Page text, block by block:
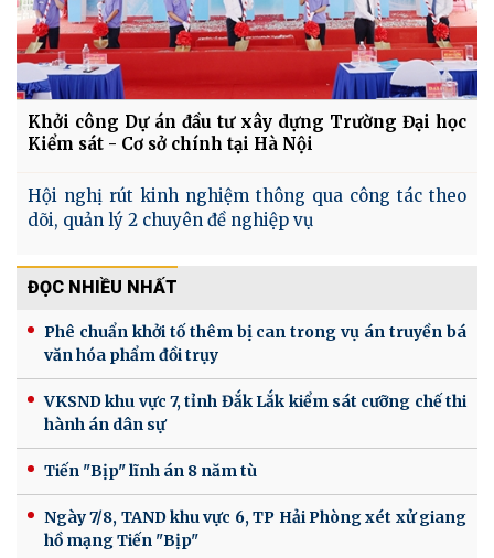
Khởi công Dự án đầu tư xây dựng Trường Đại học
Kiểm sát - Cơ sở chính tại Hà Nội
Hội nghị rút kinh nghiệm thông qua công tác theo
dõi, quản lý 2 chuyên đề nghiệp vụ
ĐỌC NHIỀU NHẤT
Phê chuẩn khởi tố thêm bị can trong vụ án truyền bá
văn hóa phẩm đồi trụy
VKSND khu vực 7, tỉnh Đắk Lắk kiểm sát cưỡng chế thi
hành án dân sự
Tiến "Bịp" lĩnh án 8 năm tù
Ngày 7/8, TAND khu vực 6, TP Hải Phòng xét xử giang
hồ mạng Tiến "Bịp"